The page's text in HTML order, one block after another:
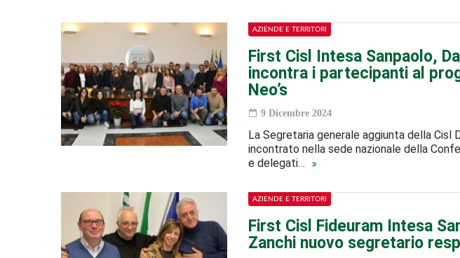
AZIENDE E TERRITORI
First Cisl Intesa Sanpaolo,
incontra i partecipanti al
Neo’s
9 Dicembre 2024
La Segretaria generale aggiunta della Cisl
incontrato nella sede nazionale della
e delegati…
AZIENDE E TERRITORI
First Cisl Fideuram Intesa
Zanchi nuovo segretario